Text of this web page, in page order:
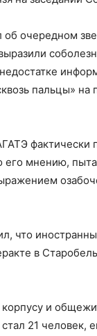
очередном
пальцы»
фактически
его мнению,
что
в
и
21 человек,